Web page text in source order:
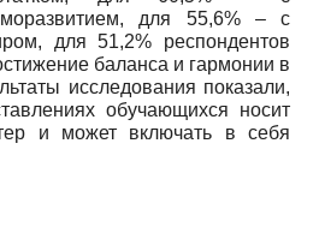
для 55,6% – с
для 51,2% респондентов
баланса и гармонии в
исследования показали,
обучающихся носит
и может включать в себя